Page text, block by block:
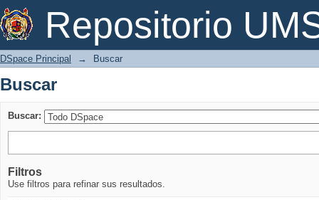
Repositorio
Buscar
DSpace Principal → Buscar
Buscar
Buscar:
Filtros
Use filtros para refinar sus resultados.